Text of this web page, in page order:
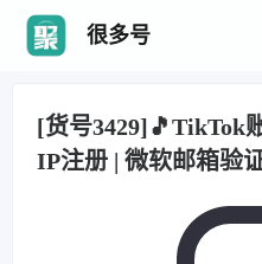
很多号
[货号3429]🎵TikTok
IP注册 | 微软邮箱验